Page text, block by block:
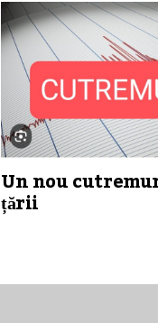
Un nou
țării